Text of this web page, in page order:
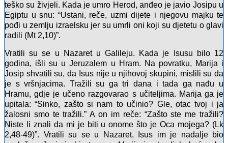
teško su živjeli. Kada je umro Herod, anđeo je javio Josipu u
Egiptu u snu: “Ustani, reče, uzmi dijete i njegovu majku te
pođi u zemlju izraelsku jer su umrli oni koji su djetetu o glavi
radili (Mt 2,10)”.
Vratili su se u Nazaret u Galileju. Kada je Isusu bilo 12
godina, išli su u Jeruzalem u Hram. Na povratku, Marija i
Josip shvatili su, da Isus nije u njihovoj skupini, mislili su da
je s vršnjacima. Tražili su ga tri dana i tada ga nađu u
Hramu, gdje je učeno razgovarao s učiteljima. Marija ga je
upitala: “Sinko, zašto si nam to učinio? Gle, otac tvoj i ja
žalosni smo te tražili.” A on im reče: “Zašto ste me tražili?
Niste li znali da mi je biti u onome što je Oca mojega? (Lk
2,48-49)”. Vratili su se u Nazaret, Isus im je nadalje bio